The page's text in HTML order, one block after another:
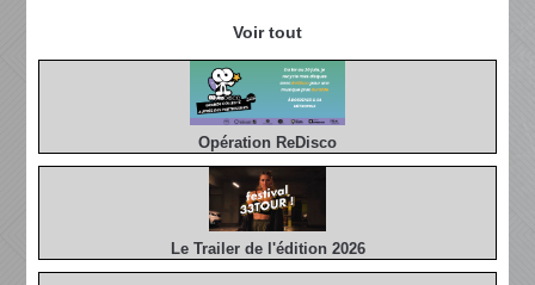
Voir tout
Opération ReDisco
Le Trailer de l'édition 2026